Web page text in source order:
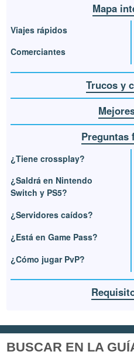
Mapa
Viajes rápidos
Comerciantes
Trucos y
Preguntas
¿Tiene crossplay?
¿Saldrá en Nintendo
Switch y PS5?
¿Servidores caídos?
¿Está en Game Pass?
¿Cómo jugar PvP?
BUSCAR EN LA